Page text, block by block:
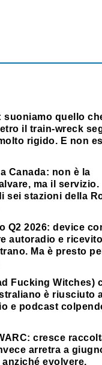
suoniamo quello
il train-wreck
rigido. E non
Canada: non è la
ma il servizio.
sei stazioni della
Q2 2026: device
autoradio e
Ma è presto
Fucking Witches)
è riusciuto
e podcast
cresce
arretra a
anziché evolvere,